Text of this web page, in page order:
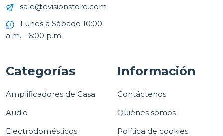
sale@evisionstore.com
Lunes a Sábado 10:00
a.m. - 6:00 p.m.
Categorías
Amplificadores de Casa
Audio
Electrodomésticos
Información
Contáctenos
Quiénes somos
Política de cookies